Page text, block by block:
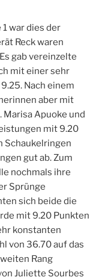
war dies der
Reck waren
gab vereinzelte
mit einer sehr
Nach einem
aber mit
Marisa Apuoke und
mit 9.20
Schaukelringen
gut ab. Zum
nochmals ihre
Sprünge
sich beide die
mit 9.20 Punkten
konstanten
von 36.70 auf das
Rang
Juliette Sourbes